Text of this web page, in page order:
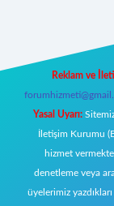
Reklam ve
Yasal Uyarı:
İletişim Kurumu
hizmet
denetleme veya
üyelerimiz